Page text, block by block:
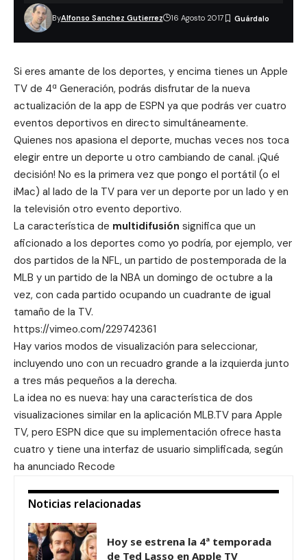
ByAlfonso Sanchez Gutierrez 16 Agosto 2017
Si eres amante de los deportes, y encima tienes un Apple
TV de 4ª Generación, podrás disfrutar de la nueva
actualización de la app de ESPN ya que podrás ver cuatro
eventos deportivos en directo simultáneamente.
Quienes nos apasiona el deporte, muchas veces nos toca
elegir entre un deporte u otro cambiando de canal. ¡Qué
decisión! No es la primera vez que pongo el portátil (o el
iMac) al lado de la TV para ver un deporte por un lado y en
la televisión otro evento deportivo.
La característica de multidifusión significa que un
aficionado a los deportes como yo podría, por ejemplo, ver
dos partidos de la NFL, un partido de postemporada de la
MLB y un partido de la NBA un domingo de octubre a la
vez, con cada partido ocupando un cuadrante de igual
tamaño de la TV.
https://vimeo.com/229742361
Hay varios modos de visualización para seleccionar,
incluyendo uno con un recuadro grande a la izquierda junto
a tres más pequeños a la derecha.
La idea no es nueva: hay una característica de dos
visualizaciones similar en la aplicación MLB.TV para Apple
TV, pero ESPN dice que su implementación ofrece hasta
cuatro y tiene una interfaz de usuario simplificada, según
ha anunciado Recode
Noticias relacionadas
Hoy se estrena la 4ª temporada
de Ted Lasso en Apple TV